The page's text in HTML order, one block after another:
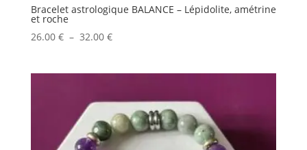
Bracelet astrologique BALANCE – Lépidolite, amétrine
et roche
26.00 € – 32.00 €Plage
à
32.00 €